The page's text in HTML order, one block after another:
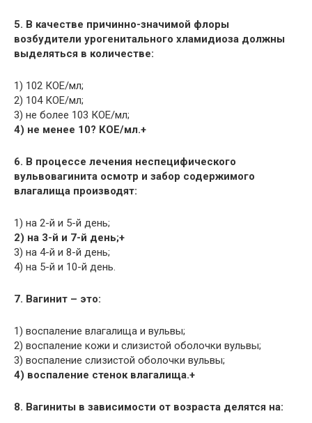
5. В качестве причинно-значимой флоры
возбудители урогенитального хламидиоза должны
выделяться в количестве:
1) 102 КОЕ/мл;
2) 104 КОЕ/мл;
3) не более 103 КОЕ/мл;
4) не менее 10? КОЕ/мл.+
6. В процессе лечения неспецифического
вульвовагинита осмотр и забор содержимого
влагалища производят:
1) на 2-й и 5-й день;
2) на 3-й и 7-й день;+
3) на 4-й и 8-й день;
4) на 5-й и 10-й день.
7. Вагинит – это:
1) воспаление влагалища и вульвы;
2) воспаление кожи и слизистой оболочки вульвы;
3) воспаление слизистой оболочки вульвы;
4) воспаление стенок влагалища.+
8. Вагиниты в зависимости от возраста делятся на: